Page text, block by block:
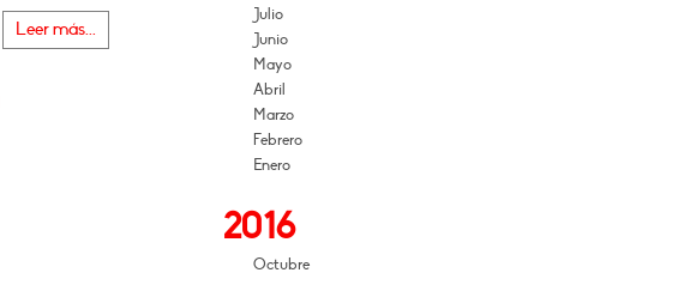
Leer más...
Julio
Junio
Mayo
Abril
Marzo
Febrero
Enero
2016
Octubre